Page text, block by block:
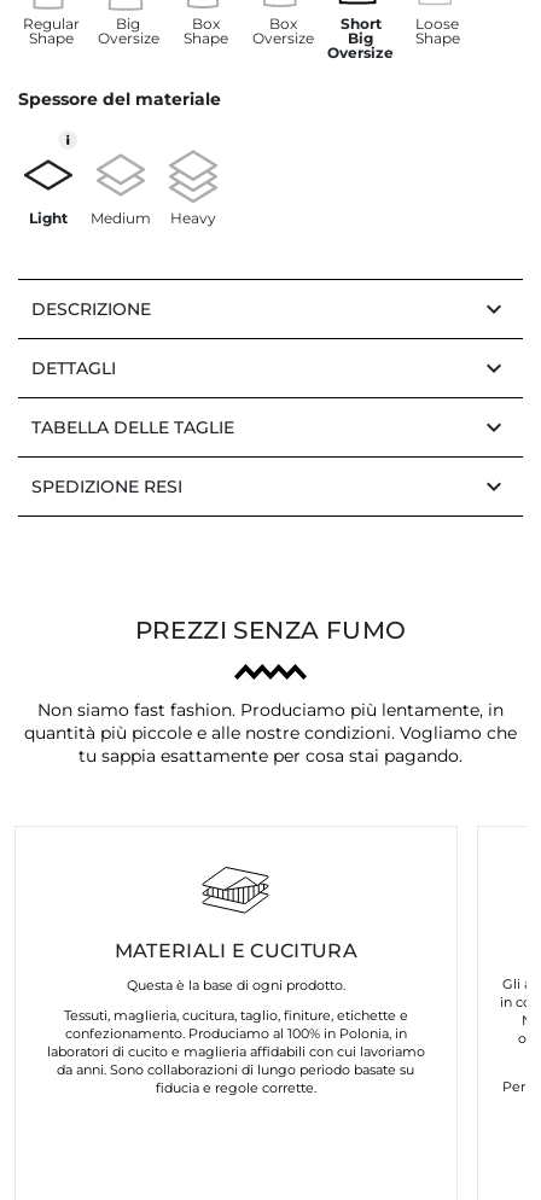
Regular
Shape
Big
Oversize
Box
Shape
Box
Oversize
Short
Big
Oversize
Loose
Shape
Spessore del materiale
Light Medium Heavy
DESCRIZIONE keyboard_arrow_down
DETTAGLI keyboard_arrow_down
TABELLA DELLE TAGLIE keyboard_arrow_down
SPEDIZIONE RESI keyboard_arrow_down
PREZZI SENZA FUMO
Non siamo fast fashion. Produciamo più lentamente, in
quantità più piccole e alle nostre condizioni. Vogliamo che
tu sappia esattamente per cosa stai pagando.
MATERIALI E CUCITURA
Questa è la base di ogni prodotto.
Tessuti, maglieria, cucitura, taglio, finiture, etichette e
confezionamento. Produciamo al 100% in Polonia, in
laboratori di cucito e maglieria affidabili con cui lavoriamo
da anni. Sono collaborazioni di lungo periodo basate su
fiducia e regole corrette.
Gli
in
Per